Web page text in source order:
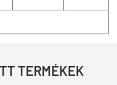
TERMÉKEK